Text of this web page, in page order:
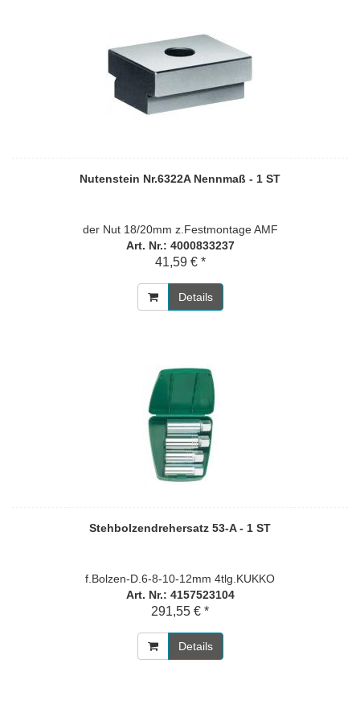
Nutenstein Nr.6322A Nennmaß - 1 ST
der Nut 18/20mm z.Festmontage AMF
Art. Nr.: 4000833237
41,59 € *
Details
Stehbolzendrehersatz 53-A - 1 ST
f.Bolzen-D.6-8-10-12mm 4tlg.KUKKO
Art. Nr.: 4157523104
291,55 € *
Details